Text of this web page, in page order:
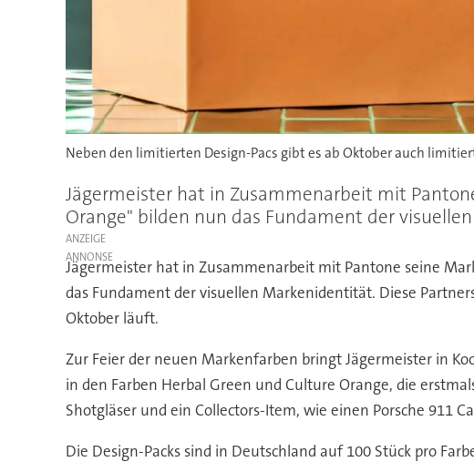
Neben den limitierten Design-Pacs gibt es ab Oktober auch
Jägermeister hat in Zusammenarbeit mit
Orange" bilden nun das Fundament der
ANZEIGE
Jägermeister hat in Zusammenarbeit mit Pantone seine
das Fundament der visuellen Markenidentität. Diese
Oktober läuft.
Zur Feier der neuen Markenfarben bringt Jägermeister in
in den Farben Herbal Green und Culture Orange, die
Shotgläser und ein Collectors-Item, wie einen Porsche 911
Die Design-Packs sind in Deutschland auf 100 Stück pro